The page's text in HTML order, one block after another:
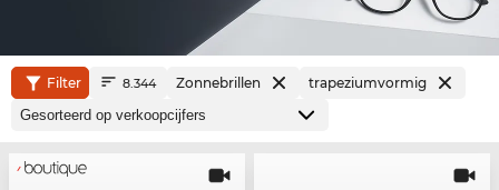
Filter 8.344 Zonnebrillen trapeziumvormig